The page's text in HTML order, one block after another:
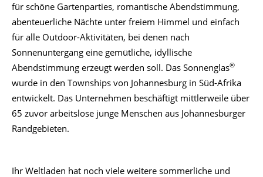
für schöne Gartenparties, romantische Abendstimmung,
abenteuerliche Nächte unter freiem Himmel und einfach
für alle Outdoor-Aktivitäten, bei denen nach
Sonnenuntergang eine gemütliche, idyllische
Abendstimmung erzeugt werden soll. Das Sonnenglas®
wurde in den Townships von Johannesburg in Süd-Afrika
entwickelt. Das Unternehmen beschäftigt mittlerweile über
65 zuvor arbeitslose junge Menschen aus Johannesburger
Randgebieten.
Ihr Weltladen hat noch viele weitere sommerliche und